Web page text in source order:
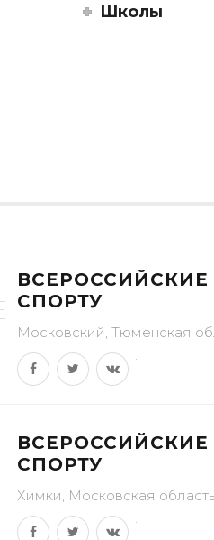
Школы
СПОРТУ
Московский, Тюменская
СПОРТУ
Химки, Московская